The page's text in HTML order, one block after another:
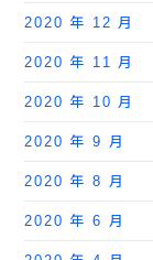
2020 年 12 月
2020 年 11 月
2020 年 10 月
2020 年 9 月
2020 年 8 月
2020 年 6 月